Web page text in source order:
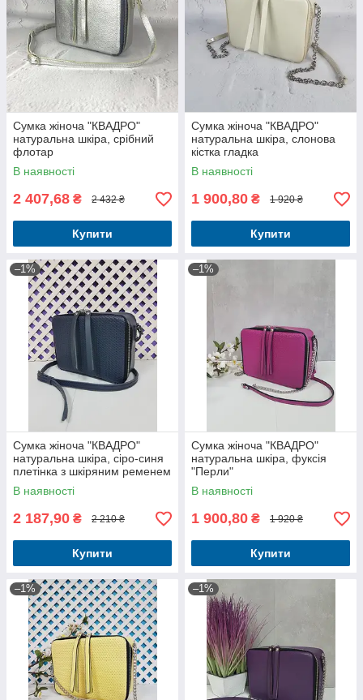
Сумка жіноча "КВАДРО"
натуральна шкіра, срібний
флотар
В наявності
2 407,68 ₴ 2 432 ₴
Купити
Сумка жіноча "КВАДРО"
натуральна шкіра, слонова
кістка гладка
В наявності
1 900,80 ₴ 1 920 ₴
Купити
–1%
Сумка жіноча "КВАДРО"
натуральна шкіра, сіро-синя
плетінка з шкіряним ременем
В наявності
2 187,90 ₴ 2 210 ₴
Купити
–1%
Сумка жіноча "КВАДРО"
натуральна шкіра, фуксія
"Перли"
В наявності
1 900,80 ₴ 1 920 ₴
Купити
–1% –1%